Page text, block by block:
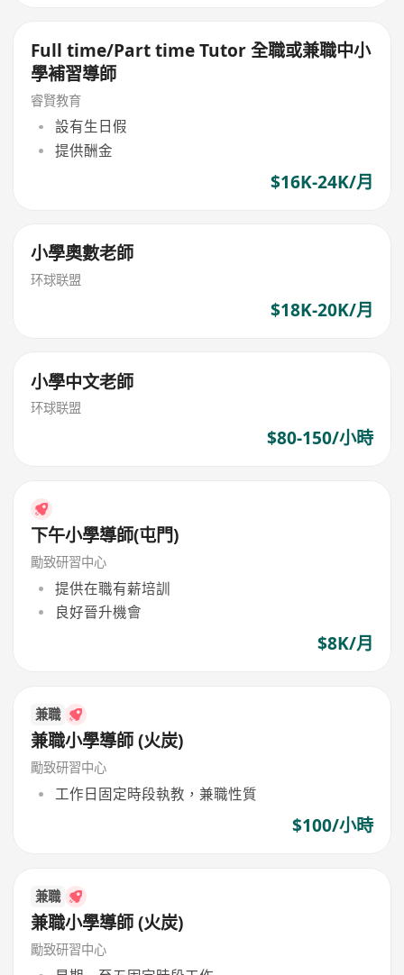
Full time/Part time Tutor 全職或兼職中小
學補習導師
睿賢教育
設有生日假
提供酬金
$16K-24K/月
小學奧數老師
环球联盟
$18K-20K/月
小學中文老師
环球联盟
$80-150/小時
下午小學導師(屯門)
勵致研習中心
提供在職有薪培訓
良好晉升機會
$8K/月
兼職
兼職小學導師 (火炭)
勵致研習中心
工作日固定時段執教，兼職性質
$100/小時
兼職
兼職小學導師 (火炭)
勵致研習中心